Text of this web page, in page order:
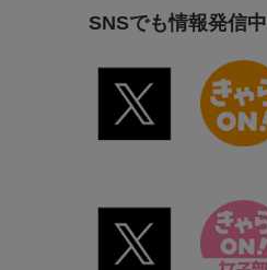
SNSでも情報発信中